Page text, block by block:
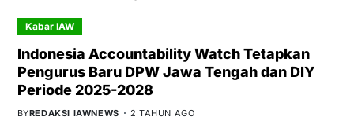
Kabar IAW
Indonesia Accountability Watch Tetapkan
Pengurus Baru DPW Jawa Tengah dan DIY
Periode 2025-2028
BYREDAKSI IAWNEWS 2 TAHUN AGO